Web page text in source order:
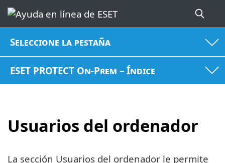
Seleccione la pestaña
ESET PROTECT On-Prem – Índice
Usuarios del ordenador
La sección Usuarios del ordenador le permite